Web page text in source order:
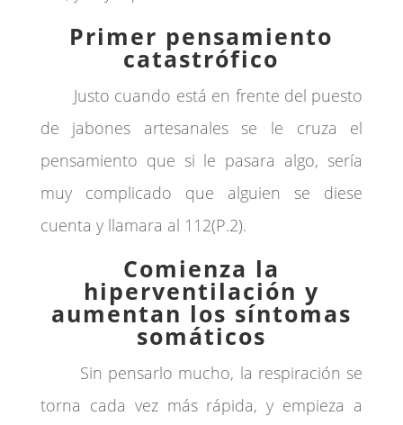
Primer pensamiento
catastrófico
Justo cuando está en frente del puesto
de jabones artesanales se le cruza el
pensamiento que si le pasara algo, sería
muy complicado que alguien se diese
cuenta y llamara al 112(P.2).
Comienza la
hiperventilación y
aumentan los síntomas
somáticos
Sin pensarlo mucho, la respiración se
torna cada vez más rápida, y empieza a